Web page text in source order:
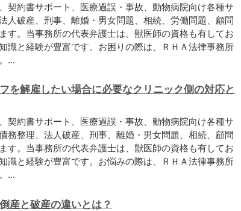
契約書サポート、医療過誤・事故、動物病院向け各種サ
人破産、刑事、離婚・男女問題、相続、労働問題、顧問
す。当事務所の代表弁護士は、獣医師の資格も有してお
識と経験が豊富です。お困りの際は、ＲＨＡ法律事務所
...
を解雇したい場合に必要なクリニック側の対応と
契約書サポート、医療過誤・事故、動物病院向け各種サ
務整理、法人破産、刑事、離婚・男女問題、相続、顧問
す。当事務所の代表弁護士は、獣医師の資格も有してお
識と経験が豊富です。お悩みの際は、ＲＨＡ法律事務所
...
産と破産の違いとは？